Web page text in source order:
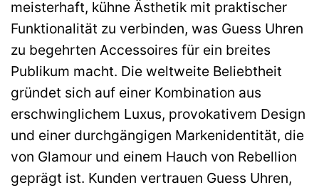
meisterhaft, kühne Ästhetik mit praktischer
Funktionalität zu verbinden, was Guess Uhren
zu begehrten Accessoires für ein breites
Publikum macht. Die weltweite Beliebtheit
gründet sich auf einer Kombination aus
erschwinglichem Luxus, provokativem Design
und einer durchgängigen Markenidentität, die
von Glamour und einem Hauch von Rebellion
geprägt ist. Kunden vertrauen Guess Uhren,